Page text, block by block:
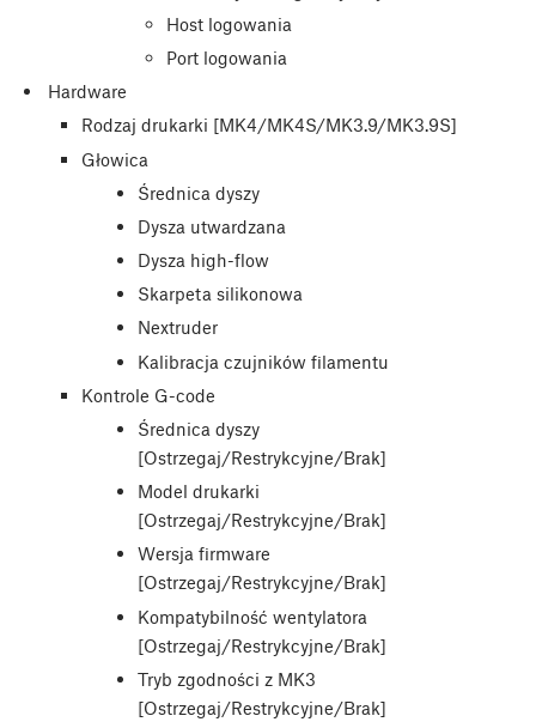
Host logowania
Port logowania
Hardware
Rodzaj drukarki [MK4/MK4S/MK3.9/MK3.9S]
Głowica
Średnica dyszy
Dysza utwardzana
Dysza high-flow
Skarpeta silikonowa
Nextruder
Kalibracja czujników filamentu
Kontrole G-code
Średnica dyszy
[Ostrzegaj/Restrykcyjne/Brak]
Model drukarki
[Ostrzegaj/Restrykcyjne/Brak]
Wersja firmware
[Ostrzegaj/Restrykcyjne/Brak]
Kompatybilność wentylatora
[Ostrzegaj/Restrykcyjne/Brak]
Tryb zgodności z MK3
[Ostrzegaj/Restrykcyjne/Brak]